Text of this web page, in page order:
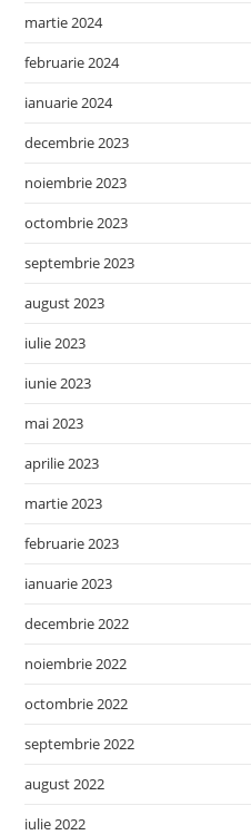
martie 2024
februarie 2024
ianuarie 2024
decembrie 2023
noiembrie 2023
octombrie 2023
septembrie 2023
august 2023
iulie 2023
iunie 2023
mai 2023
aprilie 2023
martie 2023
februarie 2023
ianuarie 2023
decembrie 2022
noiembrie 2022
octombrie 2022
septembrie 2022
august 2022
iulie 2022